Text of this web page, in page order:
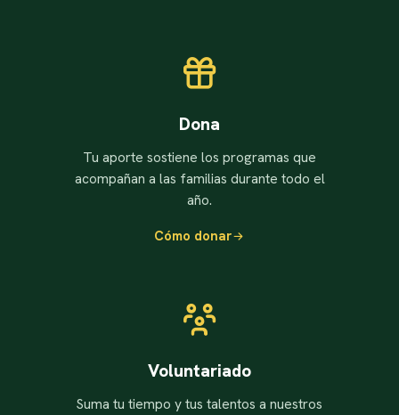
Dona
Tu aporte sostiene los programas que
acompañan a las familias durante todo el
año.
Cómo donar
Voluntariado
Suma tu tiempo y tus talentos a nuestros